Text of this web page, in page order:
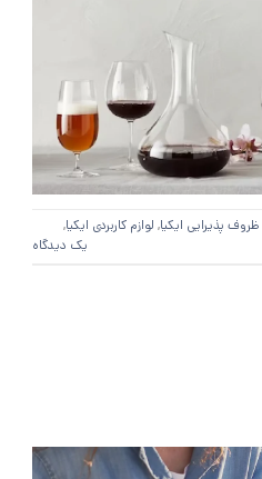
ظروف پذیرایی ایکیا, لوازم کاربردی ایکیا,
یک دیدگاه